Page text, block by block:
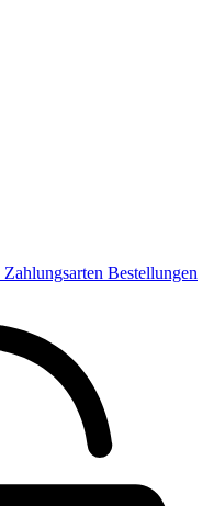
Zahlungsarten Bestellungen